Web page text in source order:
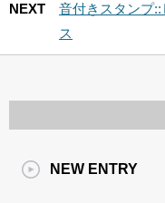
NEXT
音付きスタンプ
ス
NEW ENTRY